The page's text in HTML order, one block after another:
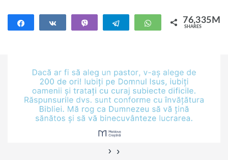
contradicțiile.
Ceilalți…
Share Share Telegram WhatsApp76,335M
SHARES
‹ ›